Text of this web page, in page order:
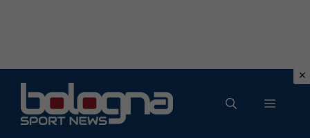
contenuto
MENU